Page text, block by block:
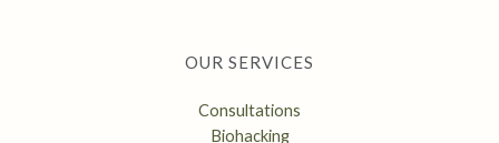
OUR SERVICES
Consultations
Biohacking